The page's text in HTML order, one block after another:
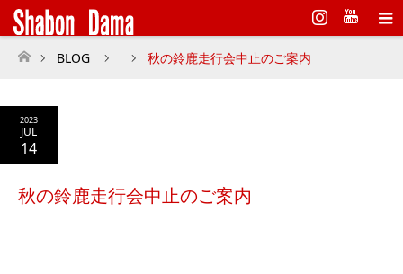
Instagram
ホーム
BLOG 秋の鈴鹿走行会中止のご案内
2023
JUL
14
秋の鈴鹿走行会中止のご案内